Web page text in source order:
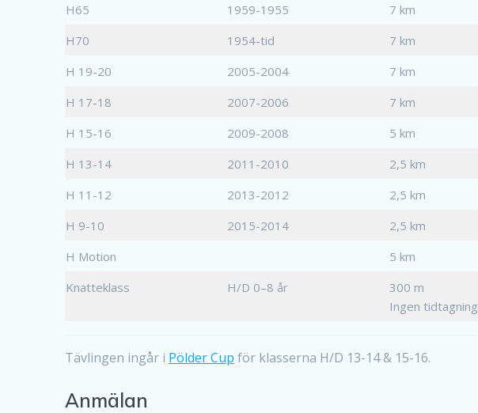
H65
1959-1955
7 km
H70
1954-tid
7 km
H 19-20
2005-2004 7 km
H 17-18
2007-2006 7 km
H 15-16
2009-2008 5 km
H 13-14
2011-2010 2,5 km
H 11-12
2013-2012 2,5 km
H 9-10
2015-2014 2,5 km
H Motion
5 km
Knatteklass
H/D 0–8 år
300 m
Ingen tidtagning
Tävlingen ingår i Pölder Cup för klasserna H/D 13-14 & 15-16.
Anmälan